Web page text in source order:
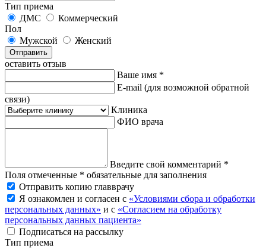
Тип приема
ДМС
Коммерческий
Пол
Мужской
Женский
Отправить
оставить отзыв
Ваше имя *
E-mail (для возможной обратной
связи)
Клиника
ФИО врача
Введите свой комментарий *
Поля отмеченные * обязательные для заполнения
Отправить копию главврачу
Я ознакомлен и согласен с «Условиями сбора и обработки
персональных данных» и с «Согласием на обработку
персональных данных пациента»
Подписаться на рассылку
Тип приема